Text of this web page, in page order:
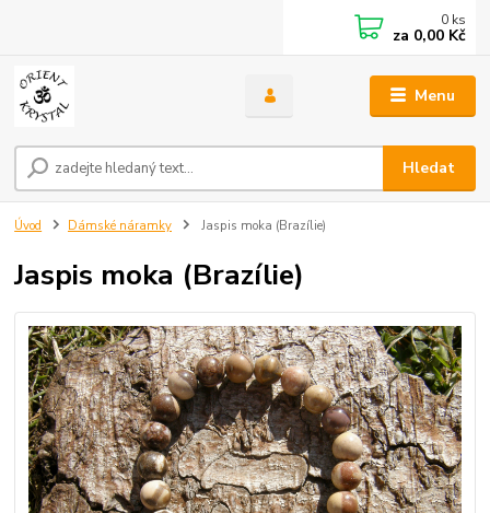
Menu
Hledat
0 ks
za 0,00 Kč
Úvod Dámské náramky Jaspis moka (Brazílie)
Jaspis moka (Brazílie)